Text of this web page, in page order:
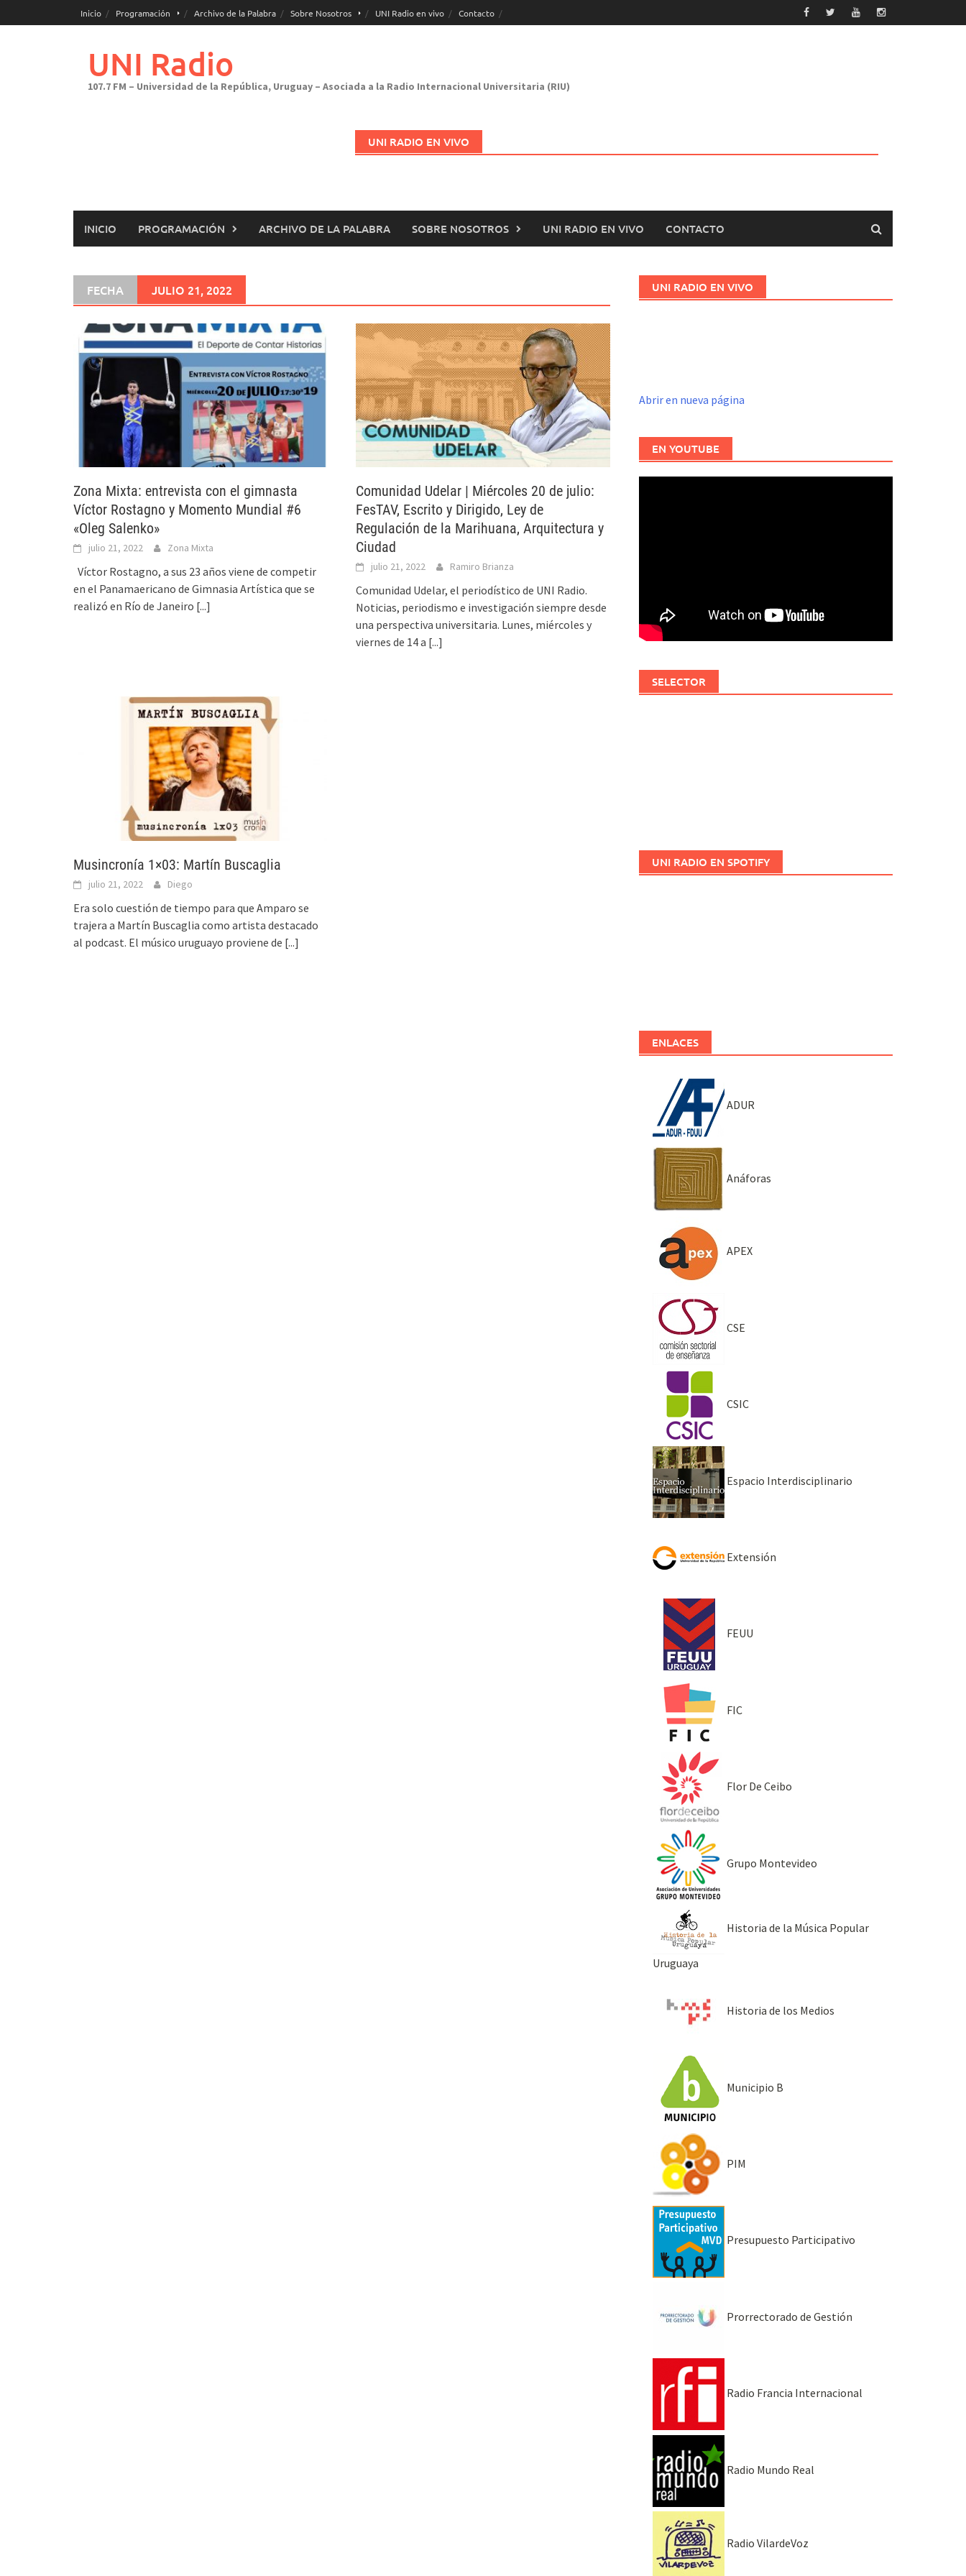
al
Inicio Programación Archivo de la Palabra Sobre Nosotros UNI Radio en vivo Contacto
UNI Radio
107.7 FM – Universidad de la República, Uruguay – Asociada a la Radio Internacional Universitaria (RIU)
UNI RADIO EN VIVO
INICIO PROGRAMACIÓN ARCHIVO DE LA PALABRA SOBRE NOSOTROS UNI RADIO EN VIVO CONTACTO
FECHA JULIO 21, 2022
Zona Mixta: entrevista con el gimnasta
Víctor Rostagno y Momento Mundial #6
«Oleg Salenko»
julio 21, 2022 Zona Mixta
Víctor Rostagno, a sus 23 años viene de competir
en el Panamaericano de Gimnasia Artística que se
realizó en Río de Janeiro [...]
Comunidad Udelar | Miércoles 20 de julio:
FesTAV, Escrito y Dirigido, Ley de
Regulación de la Marihuana, Arquitectura y
Ciudad
julio 21, 2022 Ramiro Brianza
Comunidad Udelar, el periodístico de UNI Radio.
Noticias, periodismo e investigación siempre desde
una perspectiva universitaria. Lunes, miércoles y
viernes de 14 a [...]
Musincronía 1×03: Martín Buscaglia
julio 21, 2022 Diego
Era solo cuestión de tiempo para que Amparo se
trajera a Martín Buscaglia como artista destacado
al podcast. El músico uruguayo proviene de [...]
UNI RADIO EN VIVO
Abrir en nueva página
EN YOUTUBE
SELECTOR
UNI RADIO EN SPOTIFY
ENLACES
ADUR
Anáforas
APEX
CSE
CSIC
Espacio Interdisciplinario
Extensión
FEUU
FIC
Flor De Ceibo
Grupo Montevideo
Historia de la Música Popular
Uruguaya
Historia de los Medios
Municipio B
PIM
Presupuesto Participativo
Prorrectorado de Gestión
Radio Francia Internacional
Radio Mundo Real
Radio VilardeVoz